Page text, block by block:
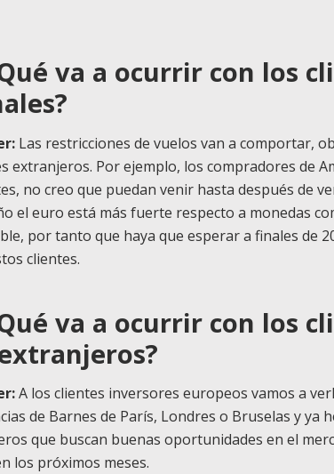
va a ocurrir con los
Las restricciones de vuelos van a comportar,
extranjeros. Por ejemplo, los compradores de
no creo que puedan venir hasta después de
el euro está más fuerte respecto a monedas
por tanto que haya que esperar a finales de
clientes.
va a ocurrir con los
A los clientes inversores europeos vamos a
de Barnes de París, Londres o Bruselas y ya
que buscan buenas oportunidades en el
los próximos meses.